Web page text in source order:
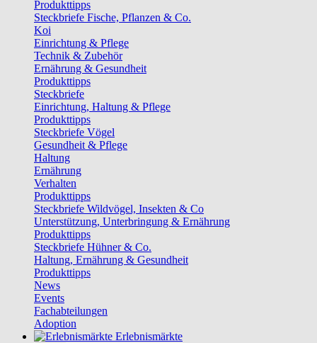
Produkttipps
Steckbriefe Fische, Pflanzen & Co.
Koi
Einrichtung & Pflege
Technik & Zubehör
Ernährung & Gesundheit
Produkttipps
Steckbriefe
Einrichtung, Haltung & Pflege
Produkttipps
Steckbriefe Vögel
Gesundheit & Pflege
Haltung
Ernährung
Verhalten
Produkttipps
Steckbriefe Wildvögel, Insekten & Co
Unterstützung, Unterbringung & Ernährung
Produkttipps
Steckbriefe Hühner & Co.
Haltung, Ernährung & Gesundheit
Produkttipps
News
Events
Fachabteilungen
Adoption
Erlebnismärkte